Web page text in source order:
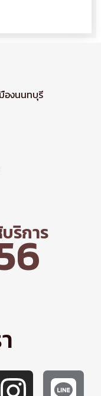
องนนทบุรี
ริการ